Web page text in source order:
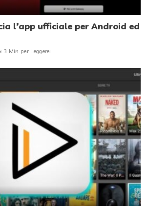
l’app ufficiale per Android ed
3 Min per Leggere